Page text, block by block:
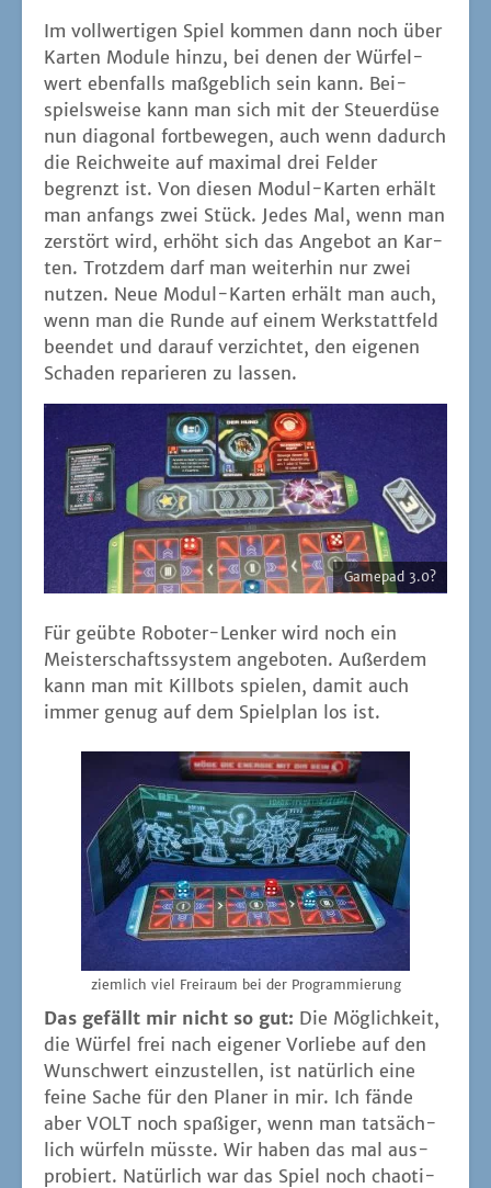
Im voll­wer­ti­gen Spiel kom­men dann noch über
Kar­ten Modu­le hin­zu, bei denen der Wür­fel­
wert eben­falls maß­geb­lich sein kann. Bei­
spiels­wei­se kann man sich mit der Steu­er­dü­se
nun dia­go­nal fort­be­we­gen, auch wenn dadurch
die Reich­wei­te auf maxi­mal drei Fel­der
begrenzt ist. Von die­sen Modul-Kar­ten erhält
man anfangs zwei Stück. Jedes Mal, wenn man
zer­stört wird, erhöht sich das Ange­bot an Kar­
ten. Trotz­dem darf man wei­ter­hin nur zwei
nut­zen. Neue Modul-Kar­ten erhält man auch,
wenn man die Run­de auf einem Werk­statt­feld
been­det und dar­auf ver­zich­tet, den eige­nen
Scha­den repa­rie­ren zu lassen.
Game­pad 3.0?
Für geüb­te Robo­ter-Len­ker wird noch ein
Meis­ter­schafts­sys­tem ange­bo­ten. Außer­dem
kann man mit Kill­bots spie­len, damit auch
immer genug auf dem Spiel­plan los ist.
ziem­lich viel Frei­raum bei der Programmierung
Das gefällt mir nicht so gut: Die Mög­lich­keit,
die Wür­fel frei nach eige­ner Vor­lie­be auf den
Wunschwert ein­zu­stel­len, ist natür­lich eine
fei­ne Sache für den Pla­ner in mir. Ich fän­de
aber VOLT noch spa­ßi­ger, wenn man tat­säch­
lich wür­feln müss­te. Wir haben das mal aus­
pro­biert. Natür­lich war das Spiel noch chao­ti­